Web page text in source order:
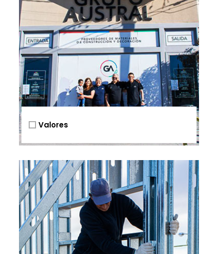
Valores